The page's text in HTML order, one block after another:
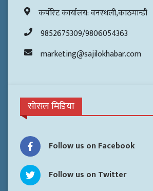
कर्पोरेट कार्यालय: वनस्थली,काठमान्डौ
9852675309/9806054363
marketing@sajilokhabar.com
सोसल मिडिया
Follow us on Facebook
Follow us on Twitter